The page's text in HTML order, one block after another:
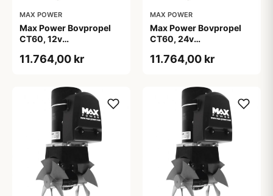
MAX POWER
Max Power Bovpropel
CT60, 12v
11.764,00 kr
MAX POWER
Max Power Bovpropel
CT60, 24v
11.764,00 kr